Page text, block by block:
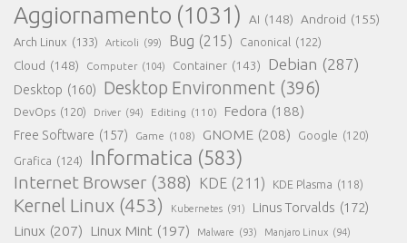
Aggiornamento (1031) AI (148) Android (155)
Arch Linux (133) Articoli (99) Bug (215) Canonical (122)
Cloud (148) Computer (104) Container (143) Debian (287)
Desktop (160) Desktop Environment (396)
DevOps (120) Driver (94) Editing (110) Fedora (188)
Free Software (157) Game (108) GNOME (208) Google (120)
Grafica (124) Informatica (583)
Internet Browser (388) KDE (211) KDE Plasma (118)
Kernel Linux (453) Kubernetes (91) Linus Torvalds (172)
Linux (207) Linux Mint (197) Malware (93) Manjaro Linux (94)